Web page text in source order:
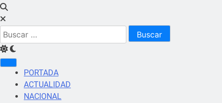
Buscar:
PORTADA
ACTUALIDAD
NACIONAL